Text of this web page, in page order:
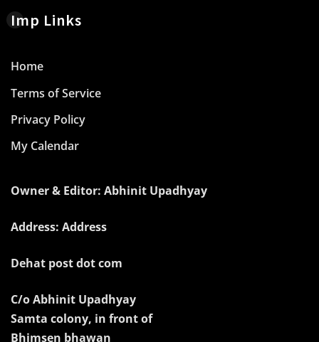
Imp Links
Home
Terms of Service
Privacy Policy
My Calendar
Owner & Editor: Abhinit Upadhyay
Address: Address
Dehat post dot com
C/o Abhinit Upadhyay
Samta colony, in front of
Bhimsen bhawan